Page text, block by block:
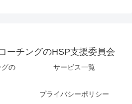
ーチングのHSP支援委員会
グの
サービス一覧
プライバシーポリシー